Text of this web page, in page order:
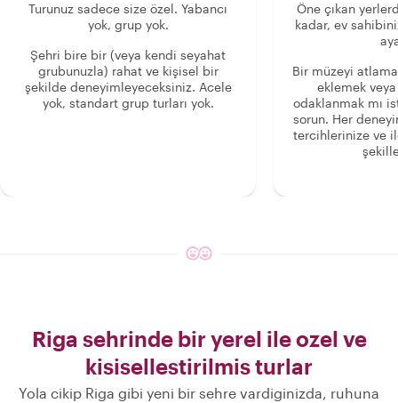
Turunuz sadece size özel. Yabancı
yok, grup yok.
Şehri bire bir (veya kendi seyahat
grubunuzla) rahat ve kişisel bir
şekilde deneyimleyeceksiniz. Acele
yok, standart grup turları yok.
Öne çıkan
kadar, ev
Bir müzeyi
eklemek
odaklanmak mı
sorun. Her
tercihlerinize ve
Riga sehrinde bir yerel ile ozel ve
kisisellestirilmis turlar
Yola cikip Riga gibi yeni bir sehre vardiginizda, ruhuna